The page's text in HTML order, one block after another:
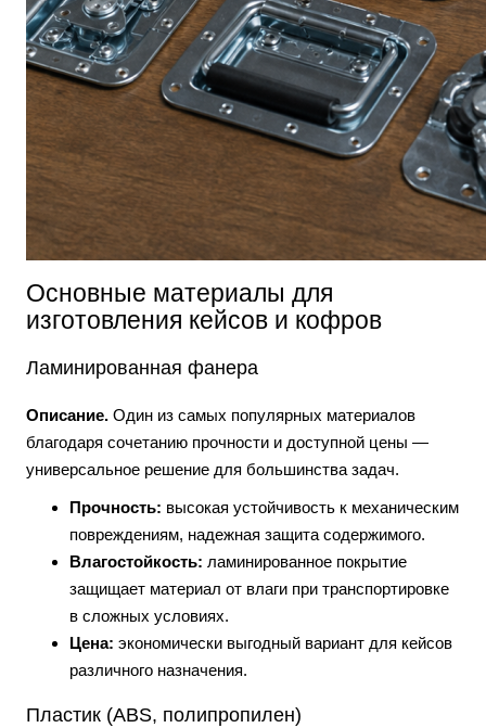
Основные материалы для
изготовления кейсов и кофров
Ламинированная фанера
Описание. Один из самых популярных материалов
благодаря сочетанию прочности и доступной цены —
универсальное решение для большинства задач.
Прочность: высокая устойчивость к механическим
повреждениям, надежная защита содержимого.
Влагостойкость: ламинированное покрытие
защищает материал от влаги при транспортировке
в сложных условиях.
Цена: экономически выгодный вариант для кейсов
различного назначения.
Пластик (ABS, полипропилен)